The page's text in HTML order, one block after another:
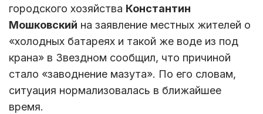
городского хозяйства Константин
Мошковский на заявление местных жителей о
«холодных батареях и такой же воде из под
крана» в Звездном сообщил, что причиной
стало «заводнение мазута». По его словам,
ситуация нормализовалась в ближайшее
время.